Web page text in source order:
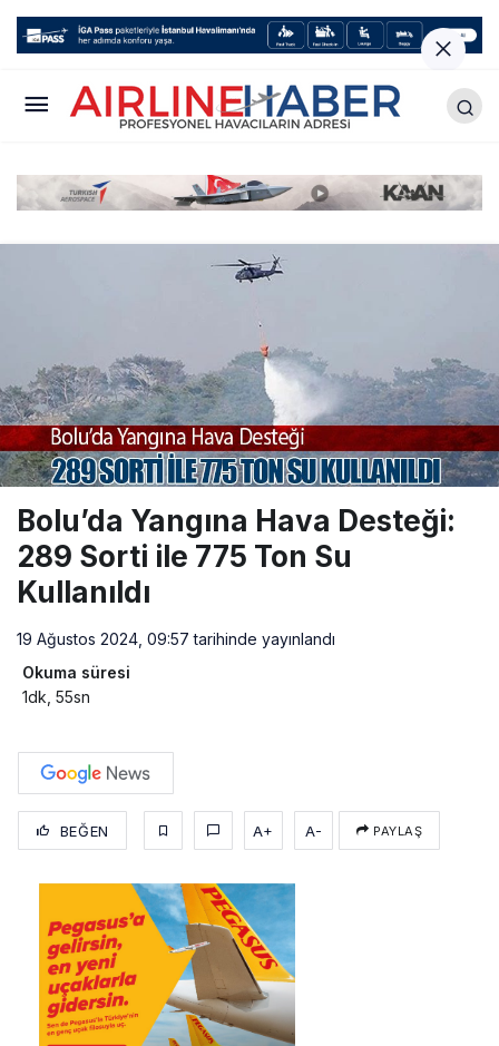
Bolu’da Yangına Hava Desteği:
289 Sorti ile 775 Ton Su
Kullanıldı
19 Ağustos 2024, 09:57 tarihinde yayınlandı
Okuma süresi
1dk, 55sn
BEĞEN A+ A- PAYLAŞ